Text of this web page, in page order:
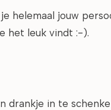
helemaal jouw
het leuk vindt :-).
drankje in te